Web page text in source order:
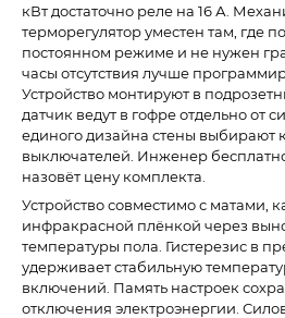
кВт достаточно реле на 16 А.
терморегулятор уместен там, где
постоянном режиме и не нужен
часы отсутствия лучше
Устройство монтируют в
датчик ведут в гофре отдельно от
единого дизайна стены выбирают
выключателей. Инженер
назовёт цену комплекта.
Устройство совместимо с матами,
инфракрасной плёнкой через
температуры пола. Гистерезис в
удерживает стабильную
включений. Память настроек
отключения электроэнергии.